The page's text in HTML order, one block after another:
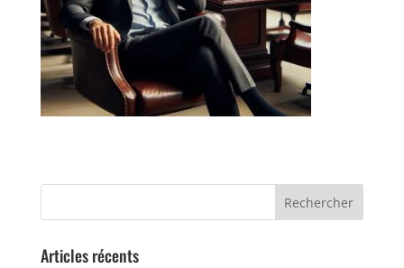
Articles récents